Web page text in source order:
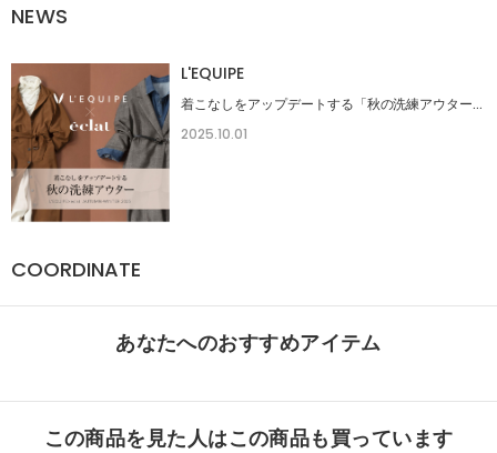
NEWS
L'EQUIPE
着こなしをアップデートする「秋の洗練アウター」
2025.10.01
COORDINATE
あなたへのおすすめアイテム
この商品を見た人はこの商品も買っています